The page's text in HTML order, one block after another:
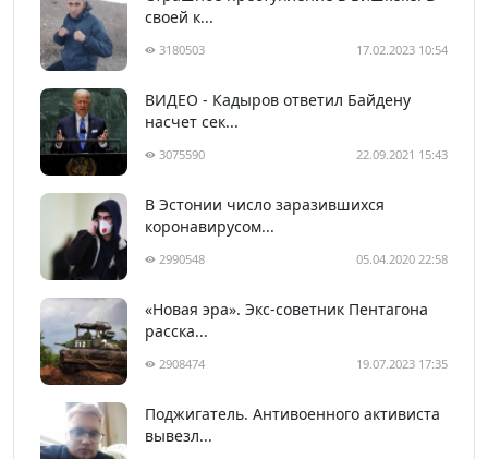
своей к...
3180503 17.02.2023 10:54
ВИДЕО - Кадыров ответил Байдену
насчет сек...
3075590 22.09.2021 15:43
В Эстонии число заразившихся
коронавирусом...
2990548 05.04.2020 22:58
«Новая эра». Экс-советник Пентагона
расска...
2908474 19.07.2023 17:35
Поджигатель. Антивоенного активиста
вывезл...